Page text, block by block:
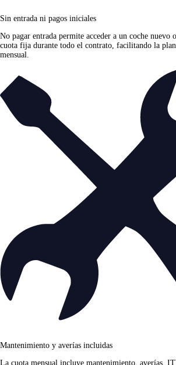
Sin entrada ni pagos iniciales
No pagar entrada permite acceder a un coche nuevo
cuota fija durante todo el contrato, facilitando la
mensual.
Mantenimiento y averías incluidas
La cuota mensual incluye mantenimiento, averías,